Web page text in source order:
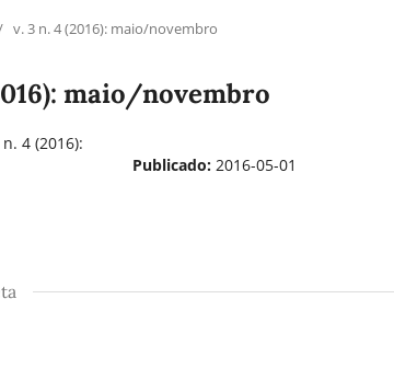
v. 3 n. 4 (2016): maio/novembro
maio/novembro
Publicado: 2016-05-01